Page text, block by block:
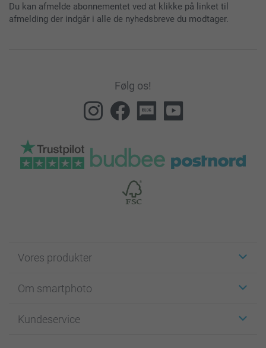
Du kan afmelde abonnementet ved at klikke på linket til
afmelding der indgår i alle de nyhedsbreve du modtager.
Følg os!
Vores produkter
Fotokort
Fotobøger
Om smartphoto
For affiliate
Kundeservice